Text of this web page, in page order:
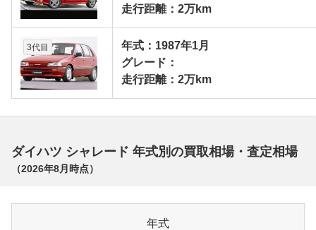
走行距離：2万km
3代目
年式：1987年1月
グレード：
走行距離：2万km
ダイハツ シャレード 年式別の買取相場・査定相場
（2026年8月 時点）
年式